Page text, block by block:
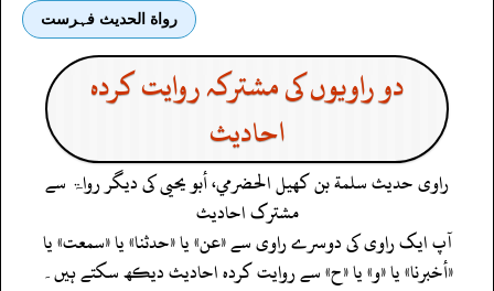
رواة الحديث فہرست
دو راویوں کی مشترکہ روایت کردہ
احادیث
راوی حدیثسلمة بن كهيل الحضرمي، أبو يحيىکی دیگر رواۃ سے
مشترک احادیث
آپ ایک راوی کی دوسرے راوی سے «عن» یا «حدثنا» یا «سمعت» یا
«أخبرنا» یا «و» یا «ح» سے روایت کردہ احادیث دیکھ سکتے ہیں۔